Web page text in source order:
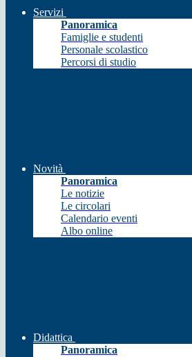
Servizi
Panoramica
Famiglie e studenti
Personale scolastico
Percorsi di studio
Novità
Panoramica
Le notizie
Le circolari
Calendario eventi
Albo online
Didattica
Panoramica